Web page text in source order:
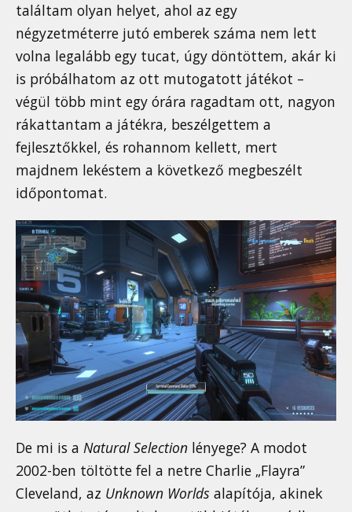
találtam olyan helyet, ahol az egy
négyzetméterre jutó emberek száma nem lett
volna legalább egy tucat, úgy döntöttem, akár ki
is próbálhatom az ott mutogatott játékot –
végül több mint egy órára ragadtam ott, nagyon
rákattantam a játékra, beszélgettem a
fejlesztőkkel, és rohannom kellett, mert
majdnem lekéstem a következő megbeszélt
időpontomat.
De mi is a Natural Selection lényege? A modot
2002-ben töltötte fel a netre Charlie „Flayra”
Cleveland, az Unknown Worlds alapítója, akinek